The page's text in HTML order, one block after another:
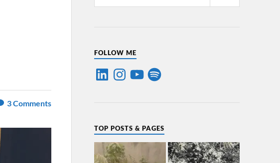
3Comments
FOLLOW ME
TOP POSTS & PAGES